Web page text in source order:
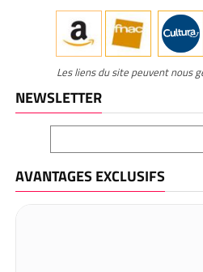
Les liens du site peuvent nous
NEWSLETTER
AVANTAGES EXCLUSIFS